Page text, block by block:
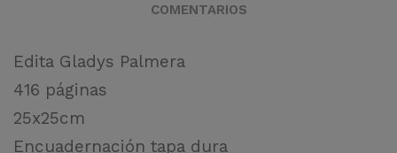
COMENTARIOS
Edita Gladys Palmera
416 páginas
25x25cm
Encuadernación tapa dura